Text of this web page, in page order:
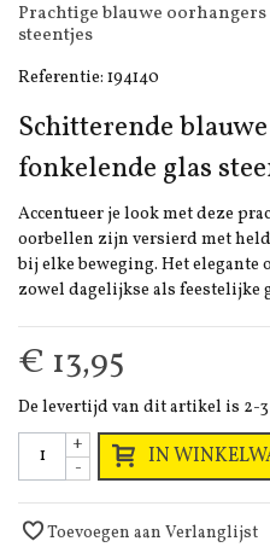
Prachtige blauwe
steentjes
Referentie: 194140
Schitterende
fonkelende glas
Accentueer je look met deze
oorbellen zijn versierd met
bij elke beweging. Het elegante
zowel dagelijkse als feestelijke
€ 13,95
De levertijd van dit artikel is 2-
-
+ IN
Toevoegen aan Verlanglijst